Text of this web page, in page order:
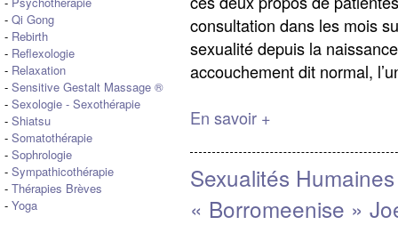
- Qi Gong
- Rebirth
- Reflexologie
- Relaxation
- Sensitive Gestalt Massage ®
- Sexologie - Sexothérapie
- Shiatsu
- Somatothérapie
- Sophrologie
- Sympathicothérapie
- Thérapies Brèves
- Yoga
consultation dans les mois
sexualité depuis la
accouchement dit normal,
En savoir +
Sexualités
« Borromeenise »